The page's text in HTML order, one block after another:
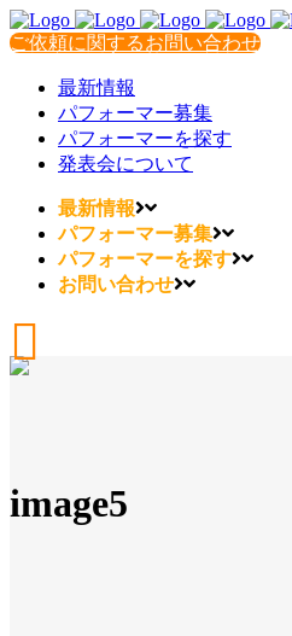
ご依頼に関するお問い合わせ
最新情報
パフォーマー募集
パフォーマーを探す
発表会について
最新情報
パフォーマー募集
パフォーマーを探す
お問い合わせ
image5